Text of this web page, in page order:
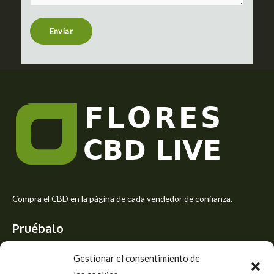
Gestionar el consentimiento de
t
r
s
e
Enviar
Compra el CBD en la página de cada vendedor de confianza.
Pruébalo
Siente el mejor aroma de las flores CBD y usa los beneficios del